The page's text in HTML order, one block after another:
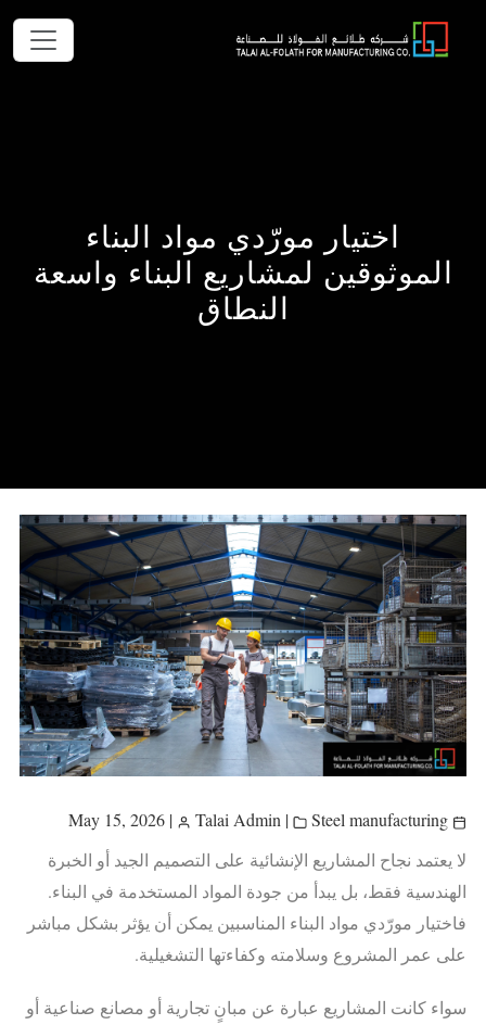
اختيار مورّدي مواد البناء
الموثوقين لمشاريع البناء واسعة
النطاق
| Talai Admin |
Steel manufacturing
لا يعتمد نجاح المشاريع الإنشائية على التصميم الجيد أو الخبرة
الهندسية فقط، بل يبدأ من جودة المواد المستخدمة في البناء.
فاختيار مورّدي مواد البناء المناسبين يمكن أن يؤثر بشكل مباشر
على عمر المشروع وسلامته وكفاءتها التشغيلية.
سواء كانت المشاريع عبارة عن مبانٍ تجارية أو مصانع صناعية أو